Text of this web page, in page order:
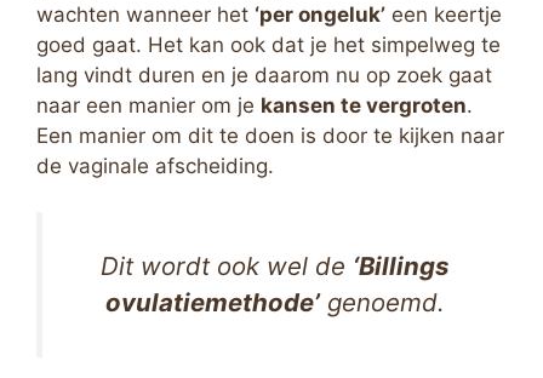
wachten wanneer het ‘per ongeluk’ een keertje
goed gaat. Het kan ook dat je het simpelweg te
lang vindt duren en je daarom nu op zoek gaat
naar een manier om je kansen te vergroten.
Een manier om dit te doen is door te kijken naar
de vaginale afscheiding.
Dit wordt ook wel de ‘Billings
ovulatiemethode’genoemd.